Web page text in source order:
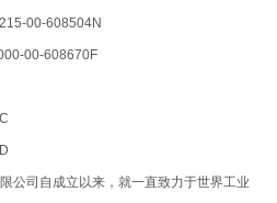
00-608504N
00-608670F
公司自成立以来，就一直致力于世界工业